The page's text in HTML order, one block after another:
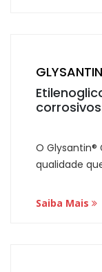
O
qualidade
Saiba Mais